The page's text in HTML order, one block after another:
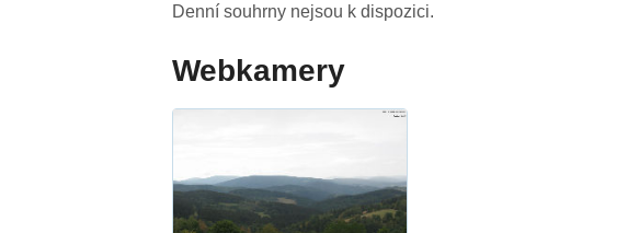
Denní souhrny nejsou k dispozici.
Webkamery